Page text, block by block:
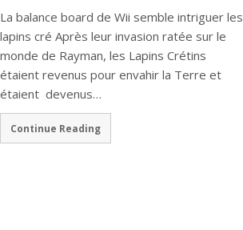
La balance board de Wii semble intriguer les
lapins cré Après leur invasion ratée sur le
monde de Rayman, les Lapins Crétins
étaient revenus pour envahir la Terre et
étaient devenus…
Continue Reading